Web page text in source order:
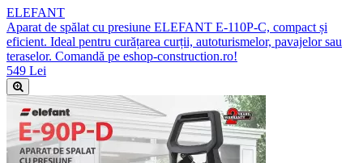
ELEFANT
Aparat de spălat cu presiune ELEFANT E-110P-C, compact și
eficient. Ideal pentru curățarea curții, autoturismelor, pavajelor sau
teraselor. Comandă pe eshop-construction.ro!
549 Lei